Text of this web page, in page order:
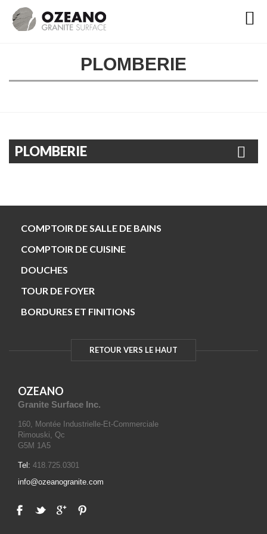

PLOMBERIE
PLOMBERIE
COMPTOIR DE SALLE DE BAINS
COMPTOIR DE CUISINE
DOUCHES
TOUR DE FOYER
BORDURES ET FINITIONS
RETOUR VERS LE HAUT
OZEANO
Granite Surface Inc.
160, Montée Industrielle-Et-Commerciale
Rimouski, Qc
G5M 1A5
Tel: 418.725.0301
info@ozeanogranite.com